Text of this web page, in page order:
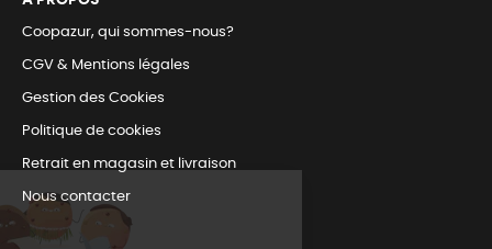
Coopazur, qui sommes-nous?
CGV & Mentions légales
Gestion des Cookies
Politique de cookies
Retrait en magasin et livraison
Nous contacter